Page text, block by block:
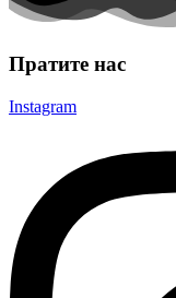
Пратите нас
Instagram